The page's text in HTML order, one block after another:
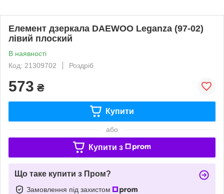
Елемент дзеркала DAEWOO Leganza (97-02)
лівий плоский
В наявності
Код: 21309702
Роздріб
573 ₴
Купити
або
Купити з
Що таке купити з Пром?
Замовлення під захистом